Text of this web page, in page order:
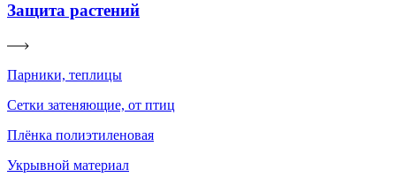
Защита растений
Парники, теплицы
Сетки затеняющие, от птиц
Плёнка полиэтиленовая
Укрывной материал